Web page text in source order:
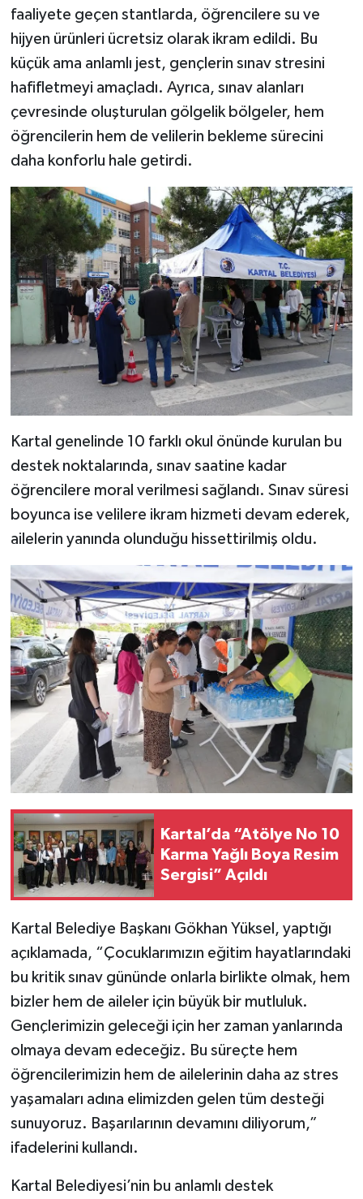
faaliyete geçen stantlarda, öğrencilere su ve
hijyen ürünleri ücretsiz olarak ikram edildi. Bu
küçük ama anlamlı jest, gençlerin sınav stresini
hafifletmeyi amaçladı. Ayrıca, sınav alanları
çevresinde oluşturulan gölgelik bölgeler, hem
öğrencilerin hem de velilerin bekleme sürecini
daha konforlu hale getirdi.
Kartal genelinde 10 farklı okul önünde kurulan bu
destek noktalarında, sınav saatine kadar
öğrencilere moral verilmesi sağlandı. Sınav süresi
boyunca ise velilere ikram hizmeti devam ederek,
ailelerin yanında olunduğu hissettirilmiş oldu.
Kartal’da “Atölye No 10
Karma Yağlı Boya Resim
Sergisi” Açıldı
Kartal Belediye Başkanı Gökhan Yüksel, yaptığı
açıklamada, “Çocuklarımızın eğitim hayatlarındaki
bu kritik sınav gününde onlarla birlikte olmak, hem
bizler hem de aileler için büyük bir mutluluk.
Gençlerimizin geleceği için her zaman yanlarında
olmaya devam edeceğiz. Bu süreçte hem
öğrencilerimizin hem de ailelerinin daha az stres
yaşamaları adına elimizden gelen tüm desteği
sunuyoruz. Başarılarının devamını diliyorum,”
ifadelerini kullandı.
Kartal Belediyesi’nin bu anlamlı destek